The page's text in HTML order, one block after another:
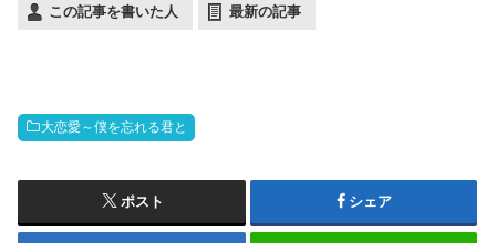
この記事を書いた人 最新の記事
大恋愛～僕を忘れる君と
ポスト シェア